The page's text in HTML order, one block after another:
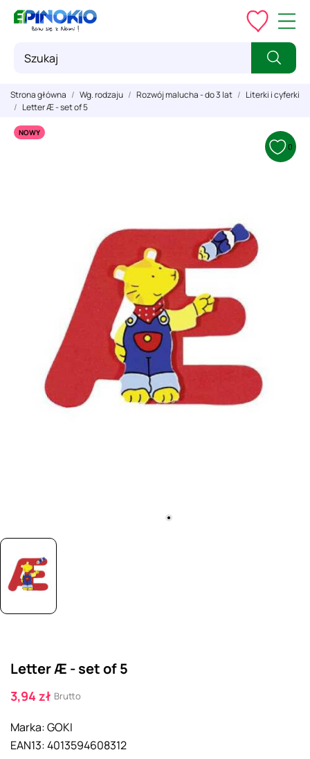
Strona główna Wg. rodzaju Rozwój malucha - do 3 lat
Literki i cyferki
Letter Æ - set of 5
NOWY
0
Letter Æ - set of 5
3,94 zł Brutto
Marka:GOKI
EAN13:4013594608312